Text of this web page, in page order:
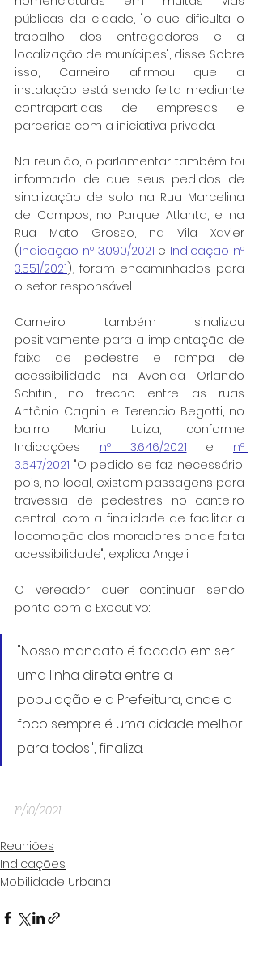
públicas da cidade, "o que dificulta o
trabalho dos entregadores e a
localização de munícipes", disse. Sobre
isso, Carneiro afirmou que a
instalação está sendo feita mediante
contrapartidas de empresas e
parcerias com a iniciativa privada.
Na reunião, o parlamentar também foi
informado de que seus pedidos de
sinalização de solo na Rua Marcelina
de Campos, no Parque Atlanta, e na
Rua Mato Grosso, na Vila Xavier
(Indicação nº 3.090/2021 e Indicação nº
3.551/2021), foram encaminhados para
o setor responsável.
Carneiro também sinalizou
positivamente para a implantação de
faixa de pedestre e rampa de
acessibilidade na Avenida Orlando
Schitini, no trecho entre as ruas
Antônio Cagnin e Terencio Begotti, no
bairro Maria Luiza, conforme
Indicações nº 3.646/2021 e nº
3.647/2021. "O pedido se faz necessário,
pois, no local, existem passagens para
travessia de pedestres no canteiro
central, com a finalidade de facilitar a
locomoção dos moradores onde falta
acessibilidade", explica Angeli.
O vereador quer continuar sendo
ponte com o Executivo:
"Nosso mandato é focado em ser
uma linha direta entre a
população e a Prefeitura, onde o
foco sempre é uma cidade melhor
para todos", finaliza.
1º/10/2021
Reuniões
Indicações
Mobilidade Urbana